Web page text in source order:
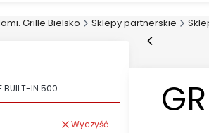
Grille Bielsko Sklepy partnerskie
BUILT-IN 500
Wyczyść